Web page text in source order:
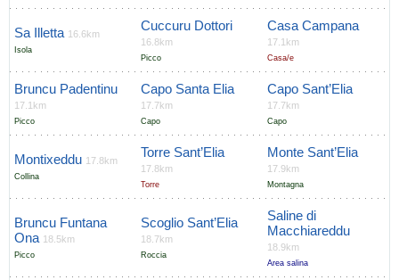
Sa Illetta 16.6km
Isola
Cuccuru Dottori
16.8km
Picco
Casa Campana
17.1km
Casa/e
Bruncu Padentinu
17.1km
Picco
Capo Santa Elia
17.7km
Capo
Capo Sant’Elia
17.7km
Capo
Montixeddu 17.8km
Collina
Torre Sant’Elia
17.8km
Torre
Monte Sant’Elia
17.9km
Montagna
Bruncu Funtana
Ona 18.5km
Picco
Scoglio Sant’Elia
18.7km
Roccia
Saline di
Macchiareddu
18.9km
Area salina